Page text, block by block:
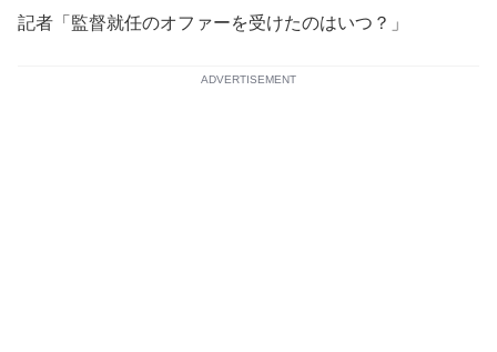
記者「監督就任のオファーを受けたのはいつ？」
ADVERTISEMENT